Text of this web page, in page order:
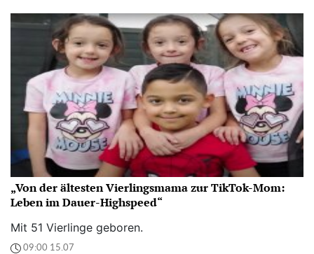
„Von der ältesten Vierlingsmama zur TikTok-Mom:
Leben im Dauer-Highspeed“
Mit 51 Vierlinge geboren.
09:00 15.07